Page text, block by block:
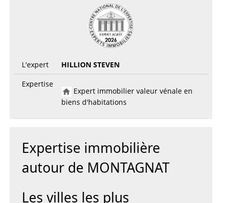
L'expert
HILLION STEVEN
Expertise
Expert immobilier valeur vénale en
biens d'habitations
Expertise immobilière
autour de MONTAGNAT
Les villes les plus